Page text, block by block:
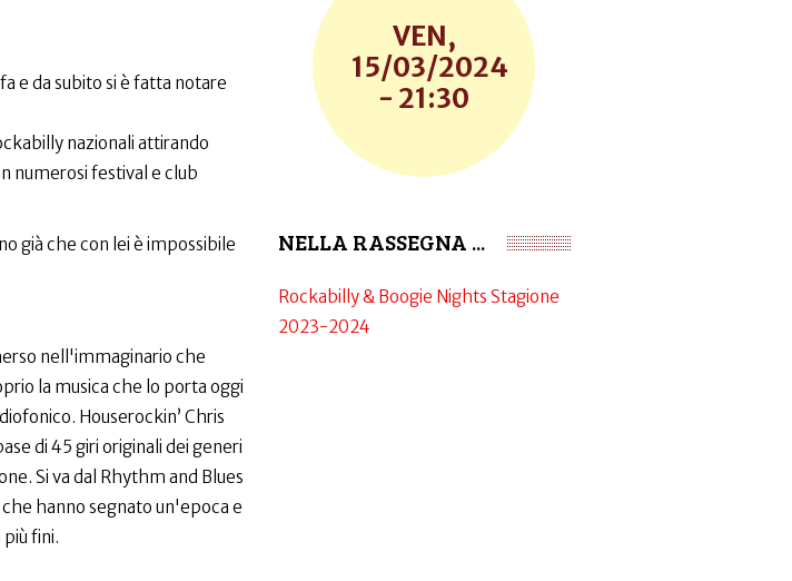
e da subito si è fatta notare
nazionali attirando
numerosi festival e club
già che con lei è impossibile
nell'immaginario che
la musica che lo porta oggi
Houserockin’ Chris
di 45 giri originali dei generi
Si va dal Rhythm and Blues
hanno segnato un'epoca e
fini.
VEN,
15/03/2024
- 21:30
NELLA RASSEGNA ...
Rockabilly & Boogie Nights Stagione
2023-2024